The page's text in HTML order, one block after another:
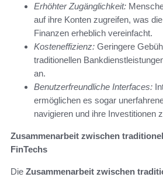
Erhöhter Zugänglichkeit:
auf ihre Konten zugreifen, was
Finanzen erheblich vereinfacht.
Kosteneffizienz: Geringere
traditionellen
an.
Benutzerfreundliche Interfaces:
ermöglichen es sogar
navigieren und ihre Investitionen
Zusammenarbeit zwischen
FinTechs
Die Zusammenarbeit zwischen